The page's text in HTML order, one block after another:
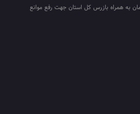
به همراه بازرس کل استان جهت رفع موانع